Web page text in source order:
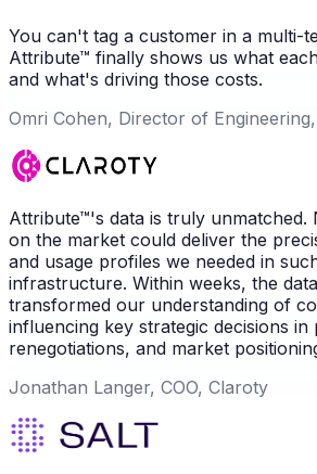
You can't tag a customer in a multi-
Attribute™ finally shows us what
and what's driving those costs.
Omri Cohen, Director of
Attribute™'s data is truly unmatched.
on the market could deliver the
and usage profiles we needed in
infrastructure. Within weeks, the
transformed our understanding of
influencing key strategic decisions in
renegotiations, and market
Jonathan Langer, COO, Claroty